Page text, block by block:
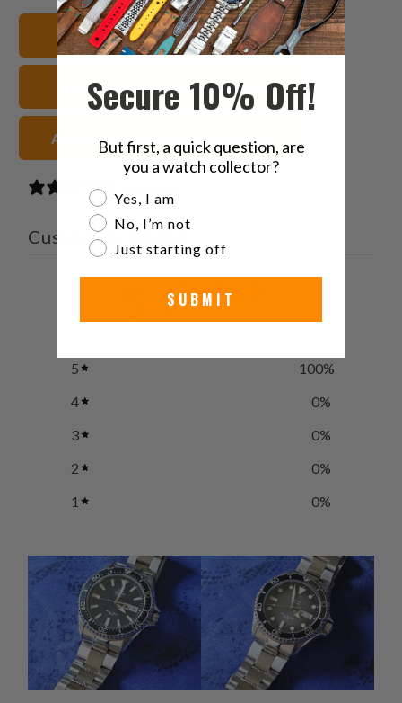
TwitterFacebookPinterest
a
friend
22mm Correas de reloj
Orient Kamasu Correas de reloj
Acero inoxidable Correas de reloj
Customer reviews
/ 5
5 100%
4
0%
3
0%
2
0%
1
0%
Secure 10% Off!
But first, a quick question, are
you a watch collector?
Are you a watch collector?
Yes, I am
No, I’m not
Just starting off
SUBMIT